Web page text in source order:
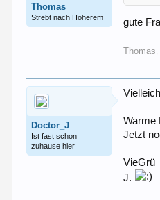
Thomas
Strebt nach Höherem gute
Thomas
Doctor_J
Ist fast schon
zuhause hier
Warme
Jetzt
VieGrü
J.